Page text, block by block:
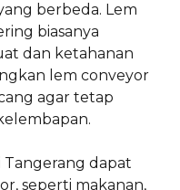
berbeda. Lem
biasanya
dan ketahanan
lem conveyor
agar tetap
dapat
seperti makanan,